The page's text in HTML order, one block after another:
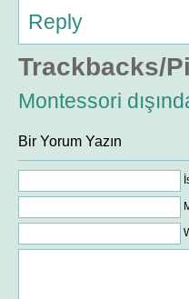
Reply
Trackbacks/
Montessori
Bir Yorum Yazın